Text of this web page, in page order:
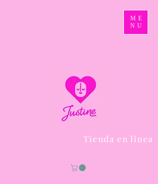
ME
NU
Tienda en linea